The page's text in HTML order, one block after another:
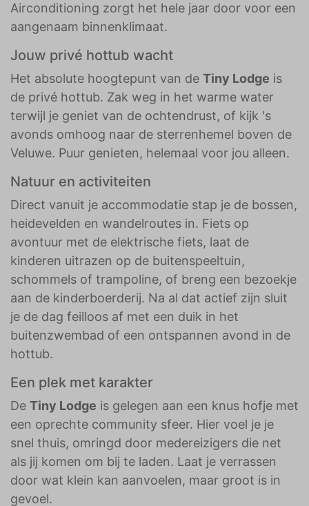
Airconditioning zorgt het hele jaar door voor een
aangenaam binnenklimaat.
Jouw privé hottub wacht
Het absolute hoogtepunt van de Tiny Lodge is
de privé hottub. Zak weg in het warme water
terwijl je geniet van de ochtendrust, of kijk 's
avonds omhoog naar de sterrenhemel boven de
Veluwe. Puur genieten, helemaal voor jou alleen.
Natuur en activiteiten
Direct vanuit je accommodatie stap je de bossen,
heidevelden en wandelroutes in. Fiets op
avontuur met de elektrische fiets, laat de
kinderen uitrazen op de buitenspeeltuin,
schommels of trampoline, of breng een bezoekje
aan de kinderboerderij. Na al dat actief zijn sluit
je de dag feilloos af met een duik in het
buitenzwembad of een ontspannen avond in de
hottub.
Een plek met karakter
De Tiny Lodge is gelegen aan een knus hofje met
een oprechte community sfeer. Hier voel je je
snel thuis, omringd door medereizigers die net
als jij komen om bij te laden. Laat je verrassen
door wat klein kan aanvoelen, maar groot is in
gevoel.